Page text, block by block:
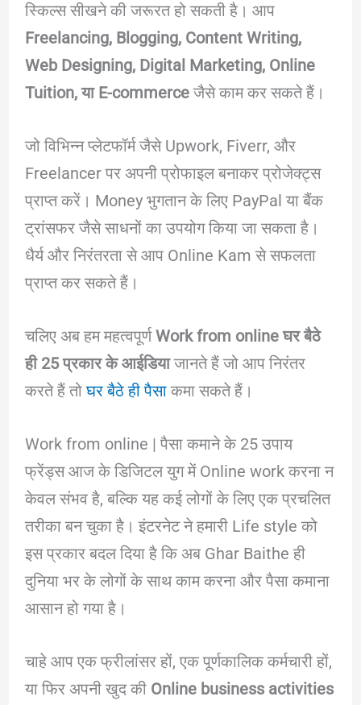
स्किल्स सीखने की जरूरत हो सकती है। आप
Freelancing, Blogging, Content Writing,
Web Designing, Digital Marketing, Online
Tuition, या E-commerceजैसे काम कर सकते हैं।
जो विभिन्न प्लेटफॉर्म जैसे Upwork, Fiverr, और
Freelancer पर अपनी प्रोफाइल बनाकर प्रोजेक्ट्स
प्राप्त करें। Money भुगतान के लिए PayPal या बैंक
ट्रांसफर जैसे साधनों का उपयोग किया जा सकता है।
धैर्य और निरंतरता से आप Online Kam से सफलता
प्राप्त कर सकते हैं।
चलिए अब हम महत्वपूर्णWork from online घर बैठे
ही 25 प्रकार के आईडियाजानते हैं जो आप निरंतर
करते हैं तोघर बैठे ही पैसाकमा सकते हैं।
Work from online | पैसा कमाने के 25 उपाय
फ्रेंड्स आज के डिजिटल युग में Online work करना न
केवल संभव है, बल्कि यह कई लोगों के लिए एक प्रचलित
तरीका बन चुका है। इंटरनेट ने हमारी Life style को
इस प्रकार बदल दिया है कि अब Ghar Baithe ही
दुनिया भर के लोगों के साथ काम करना और पैसा कमाना
आसान हो गया है।
चाहे आप एक फ्रीलांसर हों, एक पूर्णकालिक कर्मचारी हों,
या फिर अपनी खुद की Online business activities